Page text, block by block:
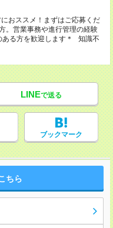
おススメ！まずはご応募くだ
。営業事務や進行管理の経験
ある方を歓迎します＊ 知識不
LINEで送る
ブックマーク
ちら